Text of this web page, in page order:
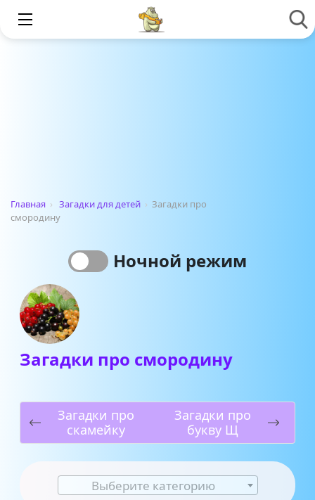
Главная › Загадки для детей › Загадки про
смородину
Ночной режим
Загадки про смородину
Загадки про
скамейку
Загадки про
букву Щ
Выберите категорию